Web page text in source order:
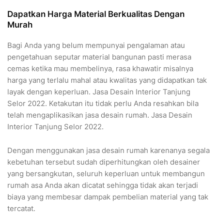
Dapatkan Harga Material Berkualitas Dengan
Murah
Bagi Anda yang belum mempunyai pengalaman atau
pengetahuan seputar material bangunan pasti merasa
cemas ketika mau membelinya, rasa khawatir misalnya
harga yang terlalu mahal atau kwalitas yang didapatkan tak
layak dengan keperluan. Jasa Desain Interior Tanjung
Selor 2022. Ketakutan itu tidak perlu Anda resahkan bila
telah mengaplikasikan jasa desain rumah. Jasa Desain
Interior Tanjung Selor 2022.
Dengan menggunakan jasa desain rumah karenanya segala
kebetuhan tersebut sudah diperhitungkan oleh desainer
yang bersangkutan, seluruh keperluan untuk membangun
rumah asa Anda akan dicatat sehingga tidak akan terjadi
biaya yang membesar dampak pembelian material yang tak
tercatat.